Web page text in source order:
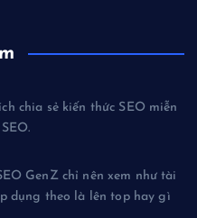
chia sẻ kiến thức SEO miễn
GenZ chỉ nên xem như tài
dụng theo là lên top hay gì